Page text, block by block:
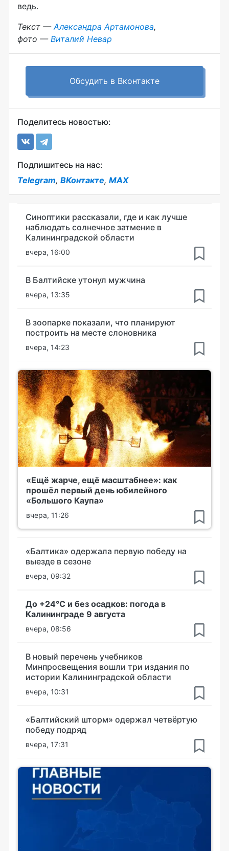
ведь.
Текст —Александра Артамонова,
фото — Виталий Невар
Обсудить в Вконтакте
Поделитесь новостью:
Подпишитесь на нас:
Telegram, ВКонтакте, MAX
Синоптики рассказали, где и как лучше
наблюдать солнечное затмение в
Калининградской области
вчера, 16:00
В Балтийске утонул мужчина
вчера, 13:35
В зоопарке показали, что планируют
построить на месте слоновника
вчера, 14:23
«Ещё жарче, ещё масштабнее»: как
прошёл первый день юбилейного
«Большого Каупа»
вчера, 11:26
«Балтика» одержала первую победу на
выезде в сезоне
вчера, 09:32
До +24°С и без осадков: погода в
Калининграде 9 августа
вчера, 08:56
В новый перечень учебников
Минпросвещения вошли три издания по
истории Калининградской области
вчера, 10:31
«Балтийский шторм» одержал четвёртую
победу подряд
вчера, 17:31